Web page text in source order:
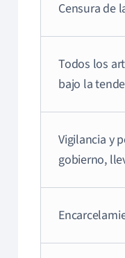
Censura de
Todos los
bajo la
Vigilancia y
gobierno,